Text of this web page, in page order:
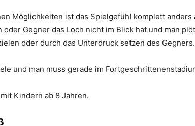
Möglichkeiten ist das Spielgefühl komplett
oder Gegner das Loch nicht im Blick hat und man
oder durch das Unterdruck setzen des Gegners.
und man muss gerade im
Kindern ab 8 Jahren.